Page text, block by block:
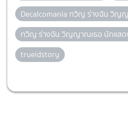
Decalcomania ทวิญ ร่างฉัน วิญ
ทวิญ ร่างฉัน วิญญาณเธอ นักแสด
trueidstory